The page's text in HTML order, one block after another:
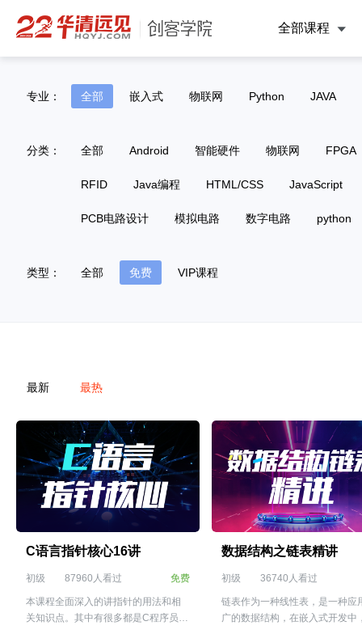
全部课程
专业： 全部 嵌入式 物联网 Python JAVA
分类： 全部 Android 智能硬件 物联网 FPGA
RFID Java编程 HTML/CSS JavaScript
PCB电路设计 模拟电路 数字电路 python
类型： 全部 免费 VIP课程
最新 最热
C语言指针核心16讲
初级 87960人看过 免费
本课程全面深入的讲指针的用法和相
关知识点。其中有很多都是C程序员难
数据结构之链表精讲
初级 36740人看过
链表作为一种线性表，是一种应
广的数据结构，在嵌入式开发中